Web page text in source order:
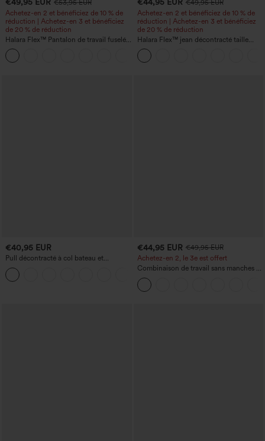
€49,95 EUR €53,95 EUR
Achetez-en 2 et bénéficiez de 10 % de
réduction | Achetez-en 3 et bénéficiez
de 20 % de réduction
Halara Flex™ Pantalon de travail fuselé,
uni, taille haute, avec poches
€44,95 EUR €49,95 EUR
Achetez-en 2 et bénéficiez de 10 % de
réduction | Achetez-en 3 et bénéficiez
de 20 % de réduction
Halara Flex™ jean décontracté taille
haute, large, avec poches, ourlet
retroussé et effet délavé
€40,95 EUR
Pull décontracté à col bateau et
manches chauve-souris
€44,95 EUR €49,95 EUR
Achetez-en 2, le 3e est offert
Combinaison de travail sans manches à
encolure bateau, côtés noués, toucher
frais, rayée, avec poches — Édition Easy
Peezy